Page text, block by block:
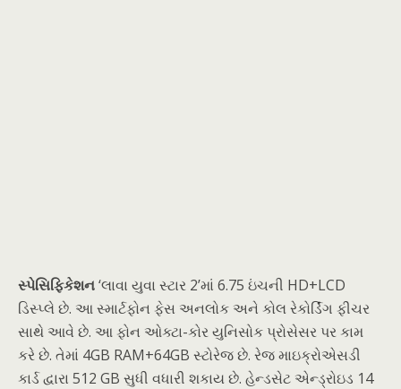
સ્પેસિફિકેશન‘લાવા યુવા સ્ટાર 2’માં 6.75 ઇંચની HD+LCD
ડિસ્પ્લે છે. આ સ્માર્ટફોન ફેસ અનલોક અને કોલ રેકોર્ડિંગ ફીચર
સાથે આવે છે. આ ફોન ઓક્ટા-કોર યુનિસોક પ્રોસેસર પર કામ
કરે છે. તેમાં 4GB RAM+64GB સ્ટોરેજ છે. રેજ માઇક્રોએસડી
કાર્ડ દ્વારા 512 GB સુધી વધારી શકાય છે. હેન્ડસેટ એન્ડ્રોઇડ 14